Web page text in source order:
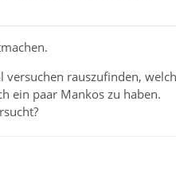
rauszufinden,
ein paar Mankos zu haben.